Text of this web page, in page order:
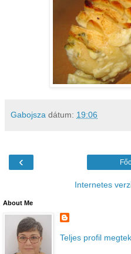
Gabojsza dátum: 19:06
‹
Internetes
About Me
Teljes profil